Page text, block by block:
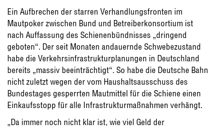
Ein Aufbrechen der starren Verhandlungsfronten im
Mautpoker zwischen Bund und Betreiberkonsortium ist
nach Auffassung des Schienenbündnisses „dringend
geboten“. Der seit Monaten andauernde Schwebezustand
habe die Verkehrsinfrastrukturplanungen in Deutschland
bereits „massiv beeinträchtigt“. So habe die Deutsche Bahn
nicht zuletzt wegen der vom Haushaltsausschuss des
Bundestages gesperrten Mautmittel für die Schiene einen
Einkaufsstopp für alle Infrastrukturmaßnahmen verhängt.
„Da immer noch nicht klar ist, wie viel Geld der